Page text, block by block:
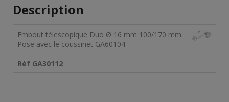
Description
Embout télescopique Duo Ø 16 mm 100/170 mm
Pose avec le coussinet GA60104
Réf GA30112